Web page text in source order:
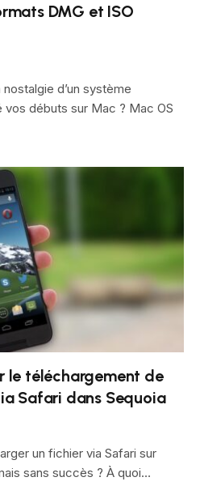
DMG et ISO
d’un système
vos débuts sur Mac ? Mac OS
le téléchargement de
Safari dans Sequoia
un fichier via Safari sur
sans succès ? À quoi…